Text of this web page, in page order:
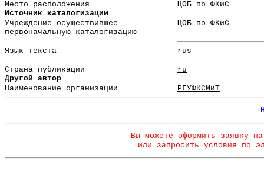
Место расположения
ЦОБ по ФКиС
Источник каталогизации
Учреждение осуществившее
первоначальную каталогизацию
ЦОБ по ФКиС
Язык текста rus
Страна публикации
ru
Другой автор
Наименование организации
РГУФКСМиТ
Вы можете оформить заявку
или запросить условия по